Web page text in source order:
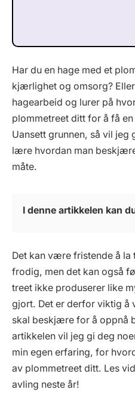
Har du en hage med et
kjærlighet og omsorg?
hagearbeid og lurer på
plommetreet ditt for å få
Uansett grunnen, så vil jeg
lære hvordan man
måte.
I denne artikkelen kan
Det kan være fristende å la
frodig, men det kan også
treet ikke produserer like
gjort. Det er derfor viktig å
skal beskjære for å oppnå
artikkelen vil jeg gi deg
min egen erfaring, for
av plommetreet ditt. Les
avling neste år!